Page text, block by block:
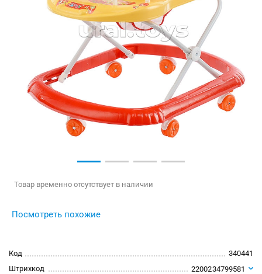
Товар временно отсутствует в наличии
Посмотреть похожие
Код
340441
Штрихкод
2200234799581